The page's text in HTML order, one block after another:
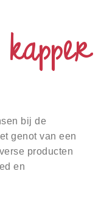
bij de
genot van een
producten
en